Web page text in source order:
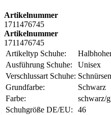
Artikelnummer
1711476745
Artikelnummer
1711476745
Artikeltyp Schuhe:
Ausführung Schuhe:
Unisex
Verschlussart Schuhe:
Grundfarbe:
Schwarz
Farbe:
schwarz/
Schuhgröße DE/EU:
46